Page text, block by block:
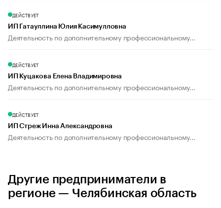
ДЕЙСТВУЕТ
ИП Гатауллина Юлия Касимулловна
Деятельность по дополнительному профессиональному...
ДЕЙСТВУЕТ
ИП Куцакова Елена Владимировна
Деятельность по дополнительному профессиональному...
ДЕЙСТВУЕТ
ИП Стреж Инна Александровна
Деятельность по дополнительному профессиональному...
Другие предприниматели в
регионе — Челябинская область